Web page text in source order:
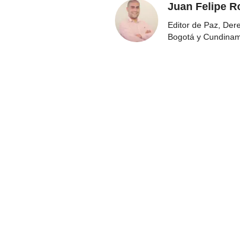
Juan Felipe
Editor de Paz,
Bogotá y